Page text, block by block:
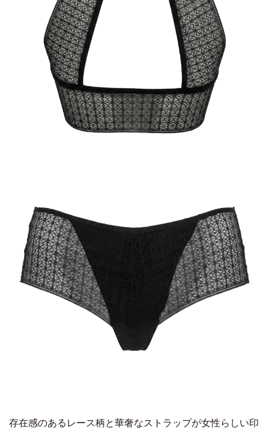
存在感のあるレース柄と華奢なストラップが女性らしい印